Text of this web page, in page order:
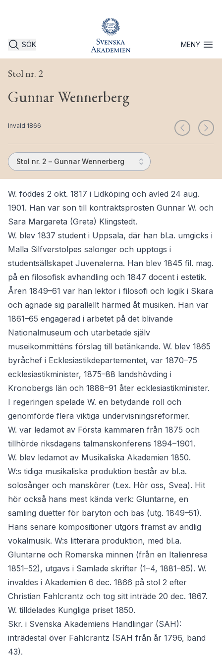
SÖK MENYÖppna
Stol nr. 2
Gunnar Wennerberg
Invald 1866
Stol nr. 2 – Gunnar Wennerberg
W. föddes 2 okt. 1817 i Lidköping och avled 24 aug.
1901. Han var son till kontraktsprosten Gunnar W. och
Sara Margareta (Greta) Klingstedt.
W. blev 1837 student i Uppsala, där han bl.a. umgicks i
Malla Silfverstolpes salonger och upptogs i
studentsällskapet Juvenalerna. Han blev 1845 fil. mag.
på en filosofisk avhandling och 1847 docent i estetik.
Åren 1849–61 var han lektor i filosofi och logik i Skara
och ägnade sig parallellt härmed åt musiken. Han var
1861–65 engagerad i arbetet på det blivande
Nationalmuseum och utarbetade själv
museikommitténs förslag till betänkande. W. blev 1865
byråchef i Ecklesiastikdepartementet, var 1870–75
ecklesiastikminister, 1875–88 landshövding i
Kronobergs län och 1888–91 åter ecklesiastikminister.
I regeringen spelade W. en betydande roll och
genomförde flera viktiga undervisningsreformer.
W. var ledamot av Första kammaren från 1875 och
tillhörde riksdagens talmanskonferens 1894–1901.
W. blev ledamot av Musikaliska Akademien 1850.
W:s tidiga musikaliska produktion består av bl.a.
solosånger och manskörer (t.ex. Hör oss, Svea). Hit
hör också hans mest kända verk: Gluntarne, en
samling duetter för baryton och bas (utg. 1849–51).
Hans senare kompositioner utgörs främst av andlig
vokalmusik. W:s litterära produktion, med bl.a.
Gluntarne och Romerska minnen (från en Italienresa
1851–52), utgavs i Samlade skrifter (1–4, 1881–85). W.
invaldes i Akademien 6 dec. 1866 på stol 2 efter
Christian Fahlcrantz och tog sitt inträde 20 dec. 1867.
W. tilldelades Kungliga priset 1850.
Skr. i Svenska Akademiens Handlingar (SAH):
inträdestal över Fahlcrantz (SAH från år 1796, band
43).